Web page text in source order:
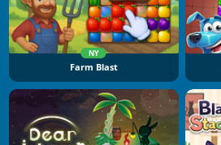
NY
Farm Blast